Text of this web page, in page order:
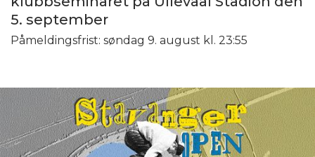
5. september
Påmeldingsfrist: søndag 9. august kl. 23:55